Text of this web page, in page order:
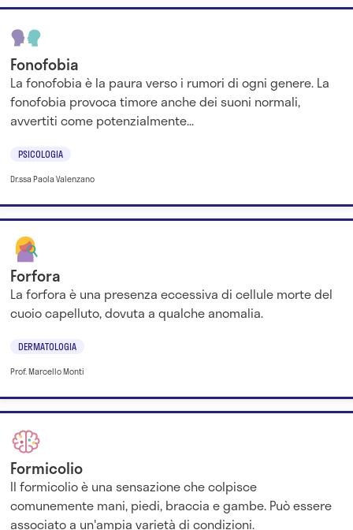
Fonofobia
La fonofobia è la paura verso i rumori di ogni genere. La
fonofobia provoca timore anche dei suoni normali,
avvertiti come potenzialmente...
PSICOLOGIA
Dr.ssa Paola Valenzano
Forfora
La forfora è una presenza eccessiva di cellule morte del
cuoio capelluto, dovuta a qualche anomalia.
DERMATOLOGIA
Prof. Marcello Monti
Formicolio
Il formicolio è una sensazione che colpisce
comunemente mani, piedi, braccia e gambe. Può essere
associato a un'ampia varietà di condizioni.